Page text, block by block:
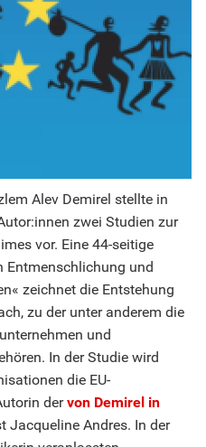
Alev Demirel stellte in
zwei Studien zur
vor. Eine 44-seitige
Entmenschlichung und
zeichnet die Entstehung
zu der unter anderem die
und
In der Studie wird
die EU-
dervon Demirel in
Jacqueline Andres. In der